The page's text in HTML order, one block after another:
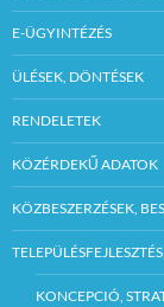
E-ÜGYINTÉZÉS
ÜLÉSEK, DÖNTÉSEK
RENDELETEK
KÖZÉRDEKŰ ADATOK
KÖZBESZERZÉSEK,
KONCEPCIÓ,